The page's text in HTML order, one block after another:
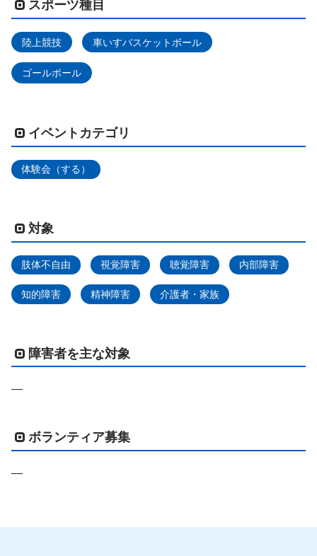
スポーツ種目
陸上競技 車いすバスケットボール
ゴールボール
イベントカテゴリ
体験会（する）
対象
肢体不自由 視覚障害 聴覚障害 内部障害
知的障害 精神障害 介護者・家族
障害者を主な対象
―
ボランティア募集
―